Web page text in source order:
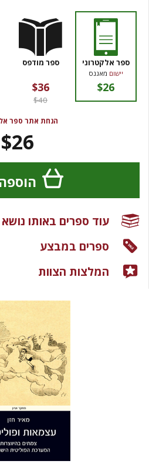
ספר אלקטרוני
יישום מאגנס
$26
ספר מודפס
$36
$40
הנחת אתר ספר
$26
עוד ספרים באותו נושא
ספרים במבצע
המלצות הצוות